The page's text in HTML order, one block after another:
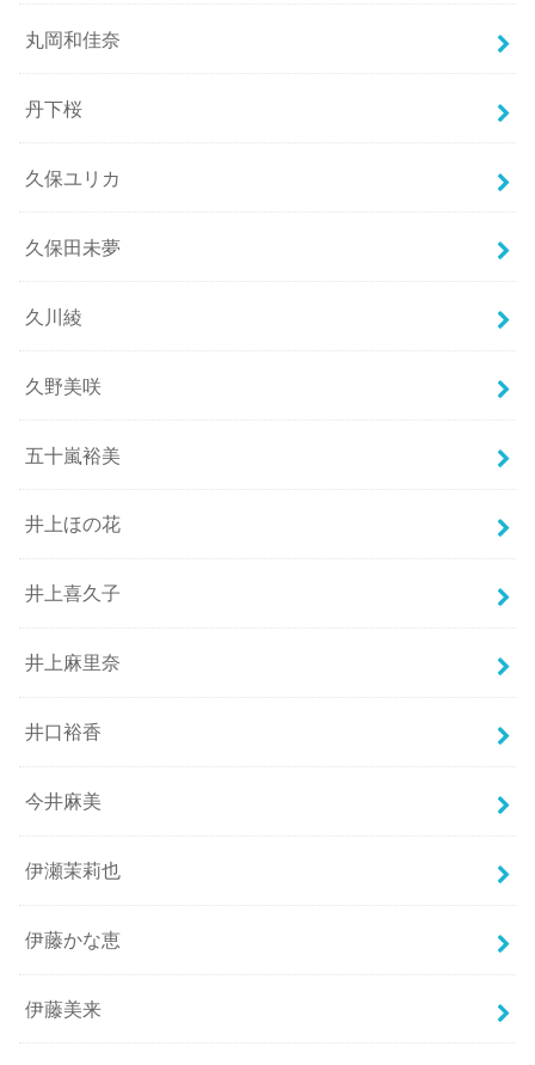
丸岡和佳奈
丹下桜
久保ユリカ
久保田未夢
久川綾
久野美咲
五十嵐裕美
井上ほの花
井上喜久子
井上麻里奈
井口裕香
今井麻美
伊瀬茉莉也
伊藤かな恵
伊藤美来